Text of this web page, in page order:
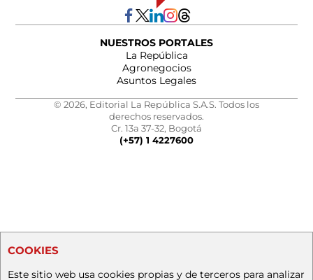
NUESTROS PORTALES
La República
Agronegocios
Asuntos Legales
© 2026, Editorial La República S.A.S. Todos los
derechos reservados.
Cr. 13a 37-32, Bogotá
(+57) 1 4227600
COOKIES
Este sitio web usa cookies propias y de terceros para analizar